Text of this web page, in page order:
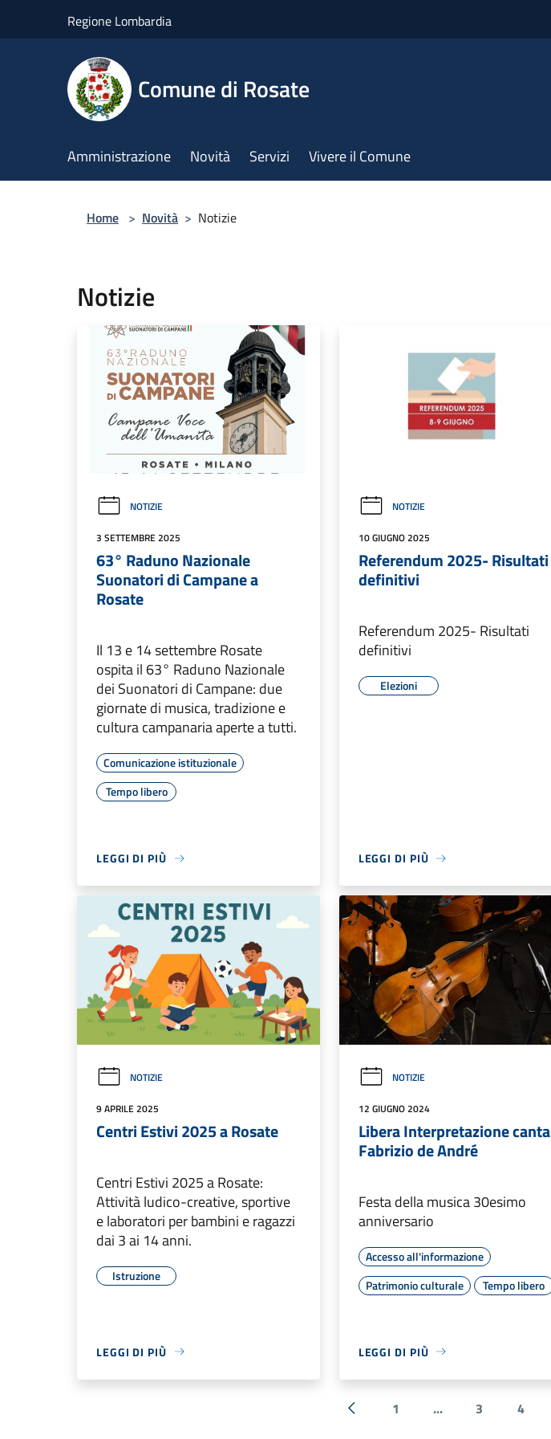
Regione Lombardia
Comune di Rosate
Amministrazione Novità Servizi Vivere il Comune
Home > Novità > Notizie
Notizie
NOTIZIE
3 SETTEMBRE 2025
63° Raduno Nazionale
Suonatori di Campane a
Rosate
Il 13 e 14 settembre Rosate
ospita il 63° Raduno Nazionale
dei Suonatori di Campane: due
giornate di musica, tradizione e
cultura campanaria aperte a tutti.
Comunicazione istituzionale
Tempo libero
LEGGI DI PIÙ
NOTIZIE
10 GIUGNO 2025
Referendum 2025- Risultati
definitivi
Referendum 2025- Risultati
definitivi
Elezioni
LEGGI DI PIÙ
NOTIZIE
9 APRILE 2025
Centri Estivi 2025 a Rosate
Centri Estivi 2025 a Rosate:
Attività ludico-creative, sportive
e laboratori per bambini e ragazzi
dai 3 ai 14 anni.
Istruzione
LEGGI DI PIÙ
NOTIZIE
12 GIUGNO 2024
Libera Interpretazione canta
Fabrizio de André
Festa della musica 30esimo
anniversario
Accesso all'informazione
Patrimonio culturale
Tempo libero
LEGGI DI PIÙ
« Precedente
1 ... 3 4